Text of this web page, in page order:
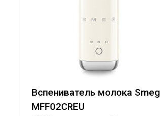
Вспениватель молока Smeg
MFF02CREU